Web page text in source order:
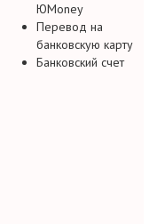
ЮMoney
Перевод на
банковскую карту
Банковский счет